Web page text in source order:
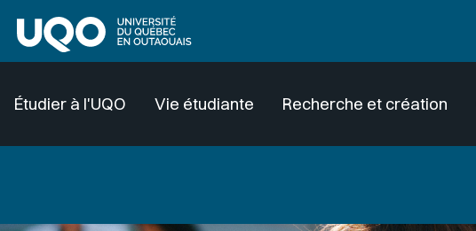
Étudier à l'UQO Vie étudiante Recherche et création